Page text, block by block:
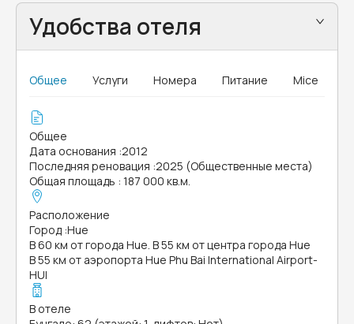
Удобства отеля
Общее Услуги Номера Питание Mice
Общее
Дата основания :2012
Последняя реновация :2025 (Общественные места)
Общая площадь : 187 000 кв.м.
Расположение
Город :Hue
В 60 км от города Hue. В 55 км от центра города Hue
В 55 км от аэропорта Hue Phu Bai International Airport-
HUI
В отеле